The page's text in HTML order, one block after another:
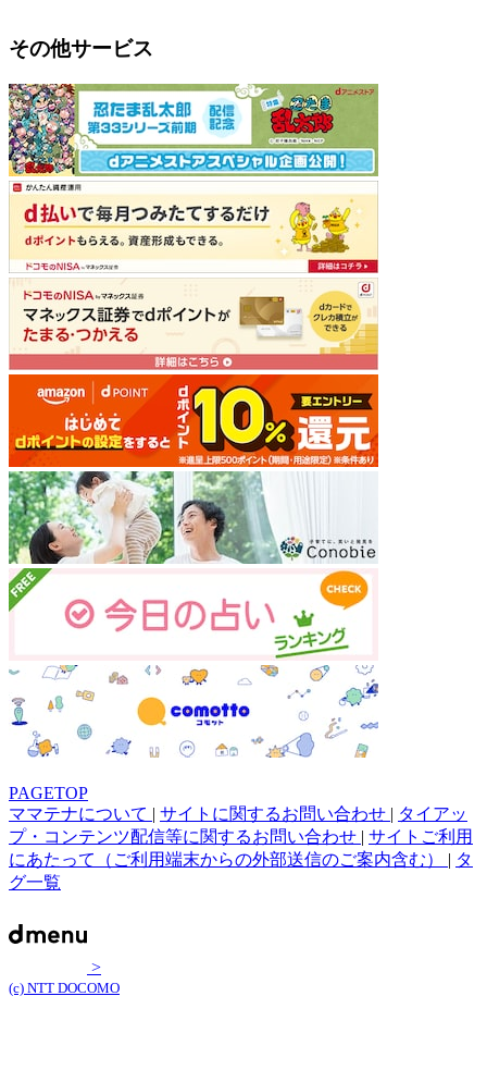
その他サービス
PAGETOP
ママテナについて | サイトに関するお問い合わせ | タイアッ
プ・コンテンツ配信等に関するお問い合わせ | サイトご利用
にあたって（ご利用端末からの外部送信のご案内含む） | タ
グ一覧
>
(c) NTT DOCOMO